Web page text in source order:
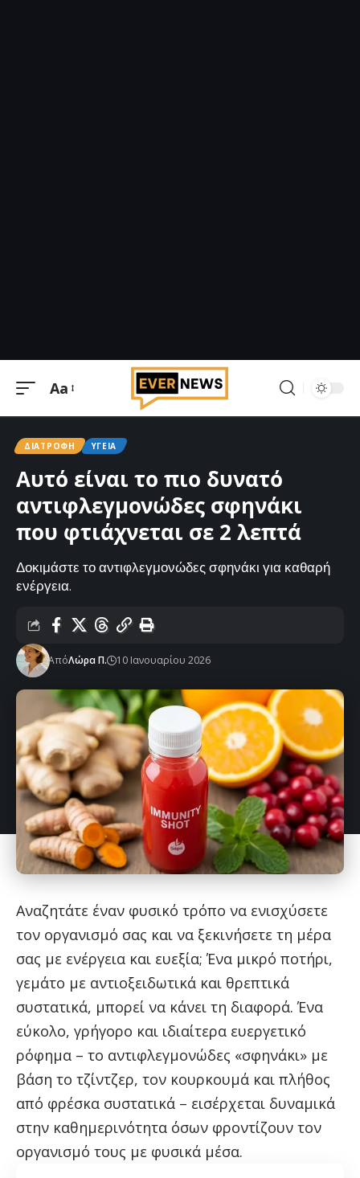
Μεγέθυνση
Aa
ΔΙΑΤΡΟΦΉ ΥΓΕΊΑ
Αυτό είναι το πιο δυνατό
αντιφλεγμονώδες σφηνάκι
που φτιάχνεται σε 2 λεπτά
Δοκιμάστε το αντιφλεγμονώδες σφηνάκι για καθαρή
ενέργεια.
ΑπόΛώρα Π. 10 Ιανουαρίου 2026
Αναζητάτε έναν φυσικό τρόπο να ενισχύσετε
τον οργανισμό σας και να ξεκινήσετε τη μέρα
σας με ενέργεια και ευεξία; Ένα μικρό ποτήρι,
γεμάτο με αντιοξειδωτικά και θρεπτικά
συστατικά, μπορεί να κάνει τη διαφορά. Ένα
εύκολο, γρήγορο και ιδιαίτερα ευεργετικό
ρόφημα – το αντιφλεγμονώδες «σφηνάκι» με
βάση το τζίντζερ, τον κουρκουμά και πλήθος
από φρέσκα συστατικά – εισέρχεται δυναμικά
στην καθημερινότητα όσων φροντίζουν τον
οργανισμό τους με φυσικά μέσα.